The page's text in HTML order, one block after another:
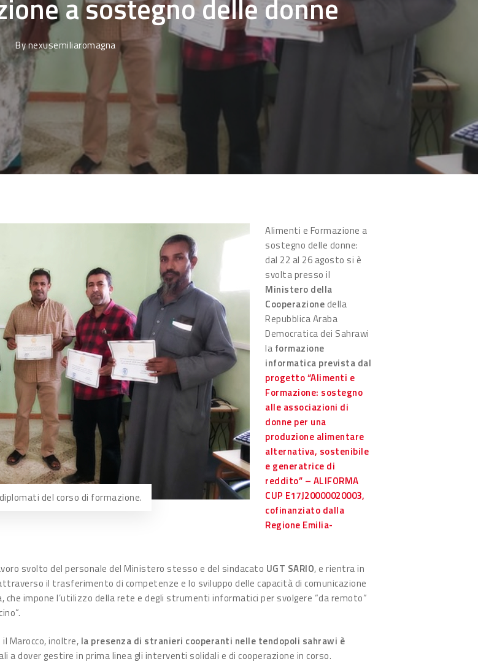
a sostegno delle donne
Bynexusemiliaromagna
del corso di formazione.
Alimenti e Formazione a
sostegno delle donne:
dal 22 al 26 agosto si è
svolta presso il
Ministero della
Cooperazionedella
Repubblica Araba
Democratica dei Sahrawi
la formazione
informatica prevista dal
progetto “Alimenti e
Formazione: sostegno
alle associazioni di
donne per una
produzione alimentare
alternativa, sostenibile
e generatrice di
reddito” – ALIFORMA
CUP E17J20000020003,
cofinanziato dalla
Regione Emilia-
svolto del personale del Ministero stesso e del sindacato UGT SARIO, e rientra in
il trasferimento di competenze e lo sviluppo delle capacità di comunicazione
impone l’utilizzo della rete e degli strumenti informatici per svolgere “da remoto”
Marocco, inoltre, la presenza di stranieri cooperanti nelle tendopoli sahrawi è
a dover gestire in prima linea gli interventi solidali e di cooperazione in corso.